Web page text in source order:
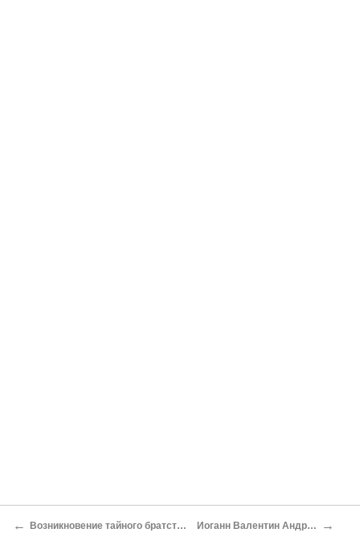
← Возникновение тайного братства розенкрейцеров Иоганн Валентин Андреа (1586–1654) →